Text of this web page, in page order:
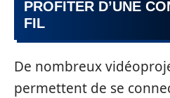
PROFITER D’UNE
FIL
De nombreux
permettent de se